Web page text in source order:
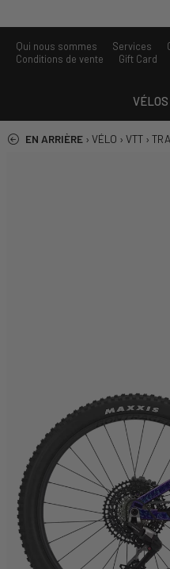
Qui nous sommes Services
Conditions de vente
Gift Card
VÉLOS
EN ARRIÈRE › VÉLO › VTT ›